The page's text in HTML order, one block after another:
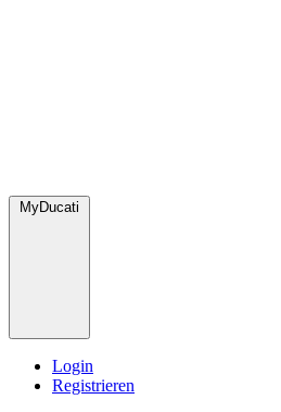
MyDucati
Login
Registrieren